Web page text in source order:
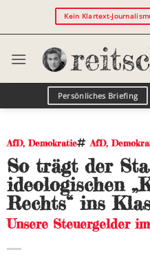
Kein Klartext-
Persönliches Briefing
AfD,Demokratie AfD,
So trägt der
ideologischen
Rechts“ ins
Unsere Steuergelder